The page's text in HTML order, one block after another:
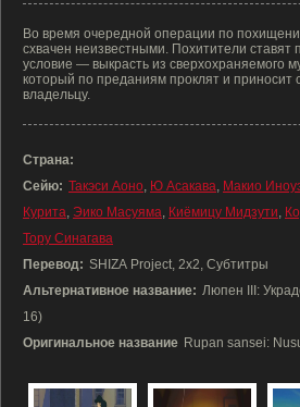
Во время очередной операции по
схвачен неизвестными. Похитители
условие — выкрасть из сверхохраняемого
который по преданиям проклят и приносит
владельцу.
Страна:
Сейю: Такэси Аоно, Ю Асакава, Макио
Курита, Эико Масуяма, Киёмицу Мидзути,
Тору Синагава
Перевод: SHIZA Project, 2x2, Субтитры
Альтернативное название: Люпен III:
16)
Оригинальное название Rupan sansei: